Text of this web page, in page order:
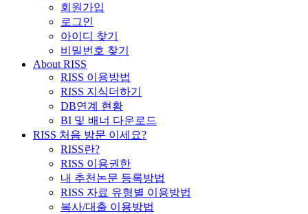
회원가입
로그인
아이디 찾기
비밀번호 찾기
About RISS
RISS 이용방법
RISS 지식더하기
DB연계 현황
BI 및 배너 다운로드
RISS 처음 방문 이세요?
RISS란?
RISS 이용권한
내 추천논문 등록방법
RISS 자료 유형별 이용방법
복사/대출 이용방법